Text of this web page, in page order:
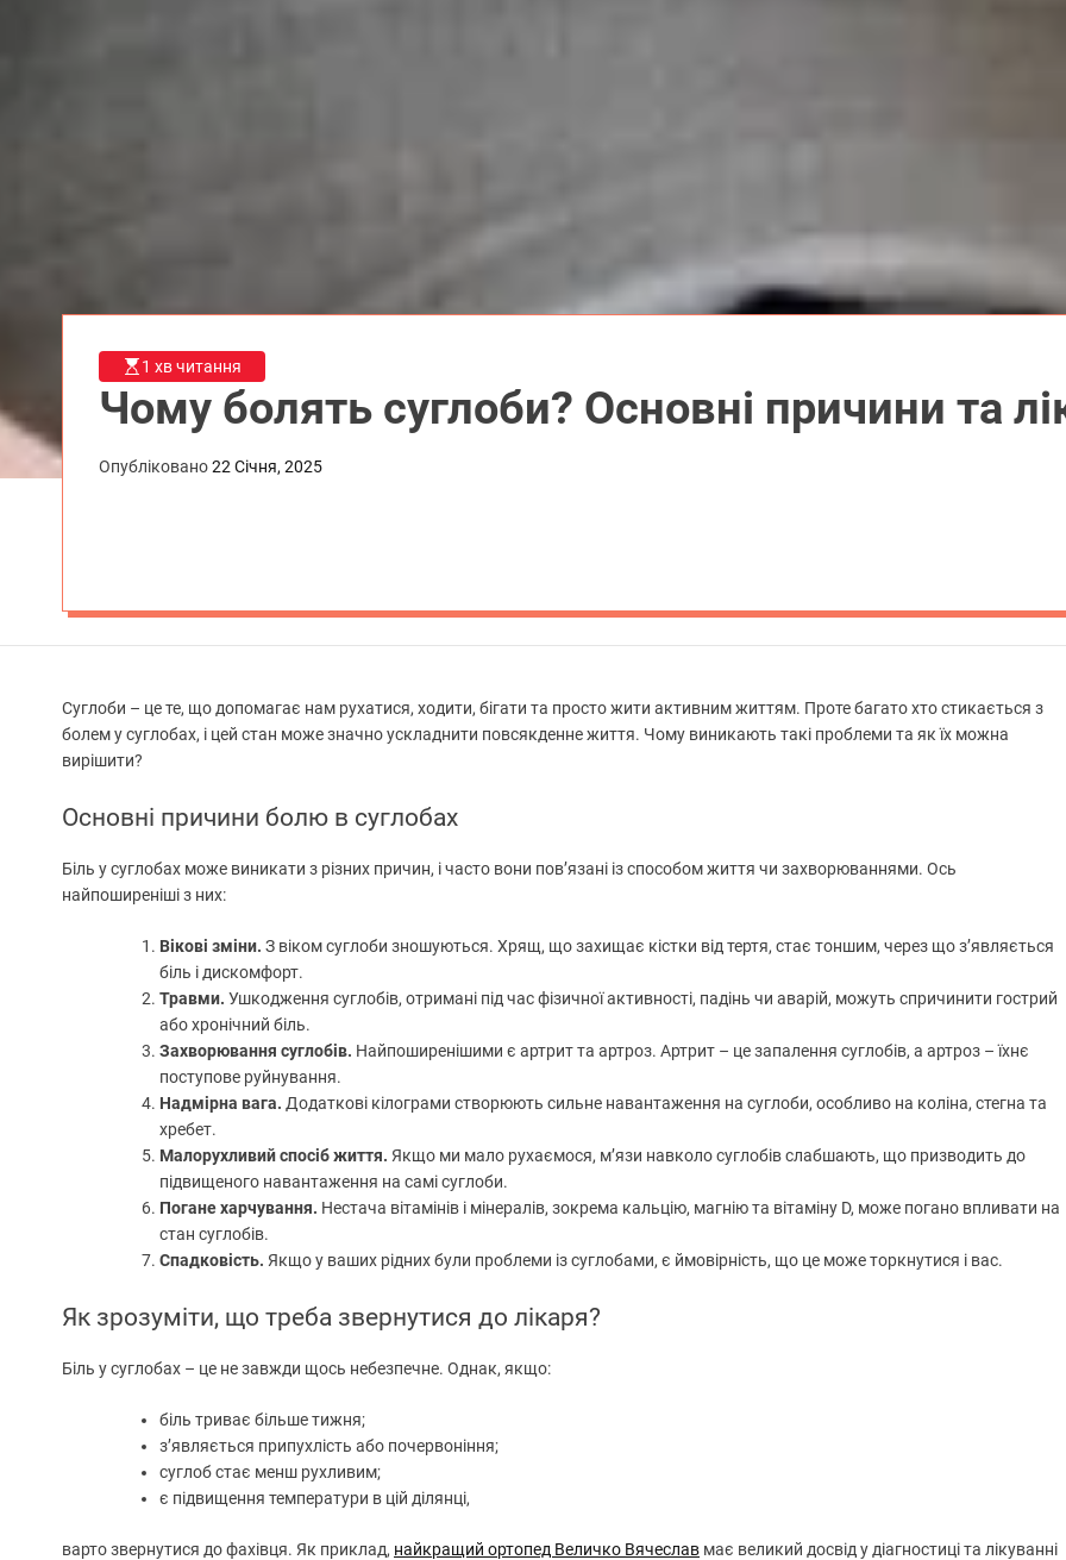
1 хв читання
Чому болять суглоби? Основні причини та
Опубліковано22 Січня, 2025
Суглоби – це те, що допомагає нам рухатися, ходити, бігати та просто жити активним життям. Проте багато хто стикається з
болем у суглобах, і цей стан може значно ускладнити повсякденне життя. Чому виникають такі проблеми та як їх можна
вирішити?
Основні причини болю в суглобах
Біль у суглобах може виникати з різних причин, і часто вони пов’язані із способом життя чи захворюваннями. Ось
найпоширеніші з них:
Вікові зміни. З віком суглоби зношуються. Хрящ, що захищає кістки від тертя, стає тоншим, через що з’являється
біль і дискомфорт.
Травми. Ушкодження суглобів, отримані під час фізичної активності, падінь чи аварій, можуть спричинити гострий
або хронічний біль.
Захворювання суглобів. Найпоширенішими є артрит та артроз. Артрит – це запалення суглобів, а артроз – їхнє
поступове руйнування.
Надмірна вага. Додаткові кілограми створюють сильне навантаження на суглоби, особливо на коліна, стегна та
хребет.
Малорухливий спосіб життя. Якщо ми мало рухаємося, м’язи навколо суглобів слабшають, що призводить до
підвищеного навантаження на самі суглоби.
Погане харчування. Нестача вітамінів і мінералів, зокрема кальцію, магнію та вітаміну D, може погано впливати на
стан суглобів.
Спадковість. Якщо у ваших рідних були проблеми із суглобами, є ймовірність, що це може торкнутися і вас.
Як зрозуміти, що треба звернутися до лікаря?
Біль у суглобах – це не завжди щось небезпечне. Однак, якщо:
біль триває більше тижня;
з’являється припухлість або почервоніння;
суглоб стає менш рухливим;
є підвищення температури в цій ділянці,
варто звернутися до фахівця. Як приклад, найкращий ортопед Величко Вячеслав має великий досвід у діагностиці та лікуванні